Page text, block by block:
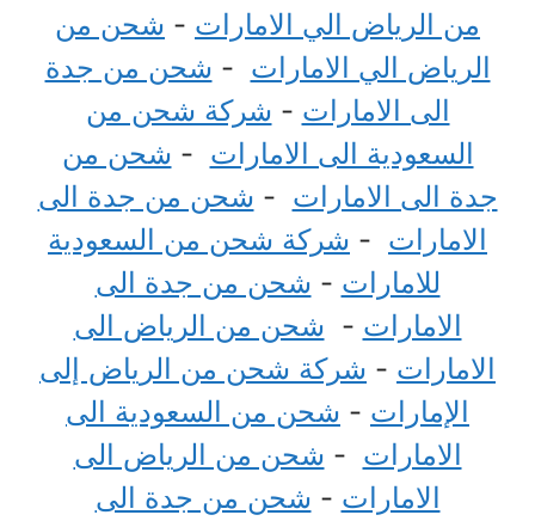
من الرياض الي الامارات - شحن من
الرياض الي الامارات - شحن من جدة
الى الامارات - شركة شحن من
السعودية الى الامارات - شحن من
جدة الى الامارات - شحن من جدة الى
الامارات - شركة شحن من السعودية
للامارات - شحن من جدة الى
الامارات - شحن من الرياض الى
الامارات - شركة شحن من الرياض إلى
الإمارات - شحن من السعودية الى
الامارات - شحن من الرياض الى
الامارات - شحن من جدة الى